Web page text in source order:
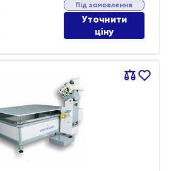
Під замовлення
Уточнити
ціну
Порівняти
В